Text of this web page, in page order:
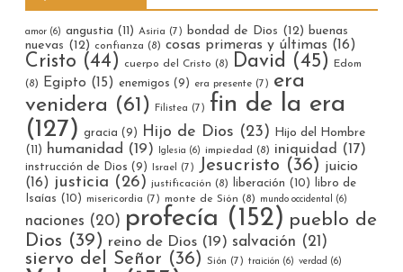
amor (6) angustia (11) Asiria (7) bondad de Dios (12) buenas
nuevas (12) confianza (8) cosas primeras y últimas (16)
Cristo (44) cuerpo del Cristo (8) David (45)
Edom
(8)
Egipto (15) enemigos (9) era presente (7) era
venidera (61) Filistea (7) fin de la era
(127) gracia (9) Hijo de Dios (23)
Hijo del Hombre
(11)
humanidad (19) Iglesia (6) impiedad (8) iniquidad (17)
instrucción de Dios (9) Israel (7) Jesucristo (36) juicio
(16) justicia (26) justificación (8) liberación (10)
libro de
Isaías (10) misericordia (7) monte de Sión (8) mundo occidental (6)
naciones (20) profecía (152) pueblo de
Dios (39) reino de Dios (19) salvación (21)
siervo del Señor (36) Sión (7) traición (6) verdad (6)